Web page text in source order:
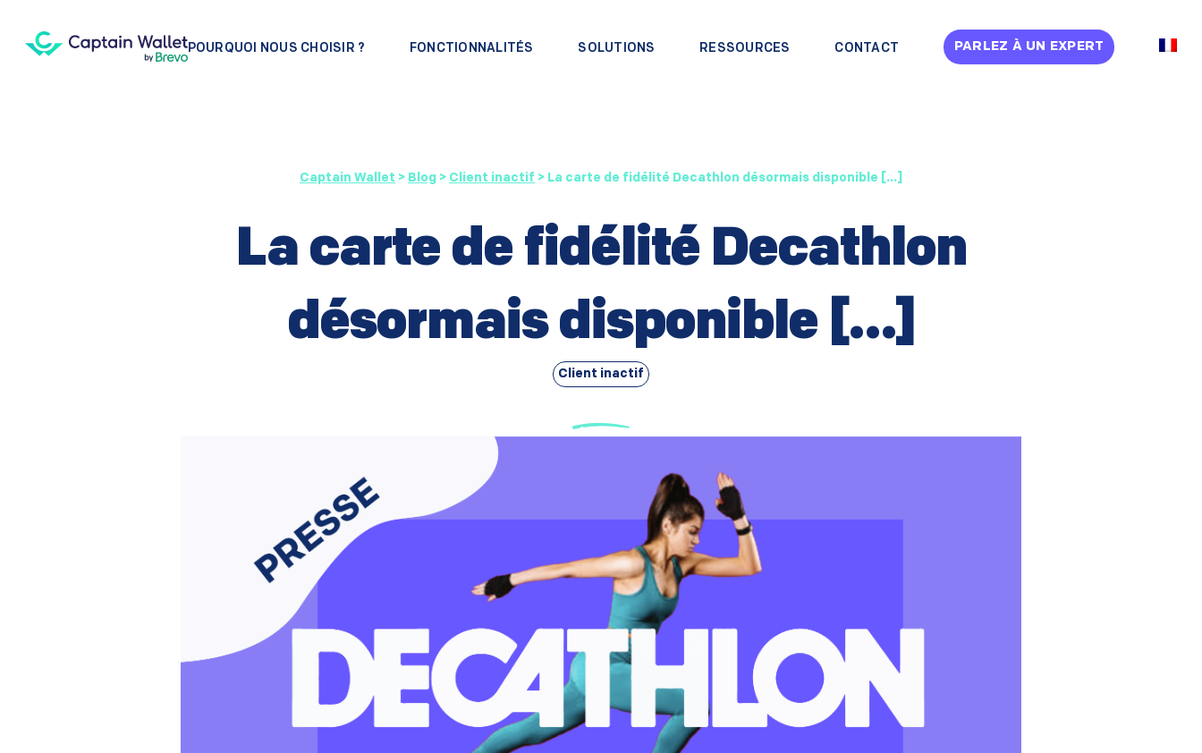
POURQUOI NOUS CHOISIR ? FONCTIONNALITÉS SOLUTIONS RESSOURCES CONTACT PARLEZ À UN EXPERT
Captain Wallet > Blog > Client inactif > La carte de fidélité Decathlon désormais disponible […]
La carte de fidélité Decathlon
désormais disponible […]
Client inactif